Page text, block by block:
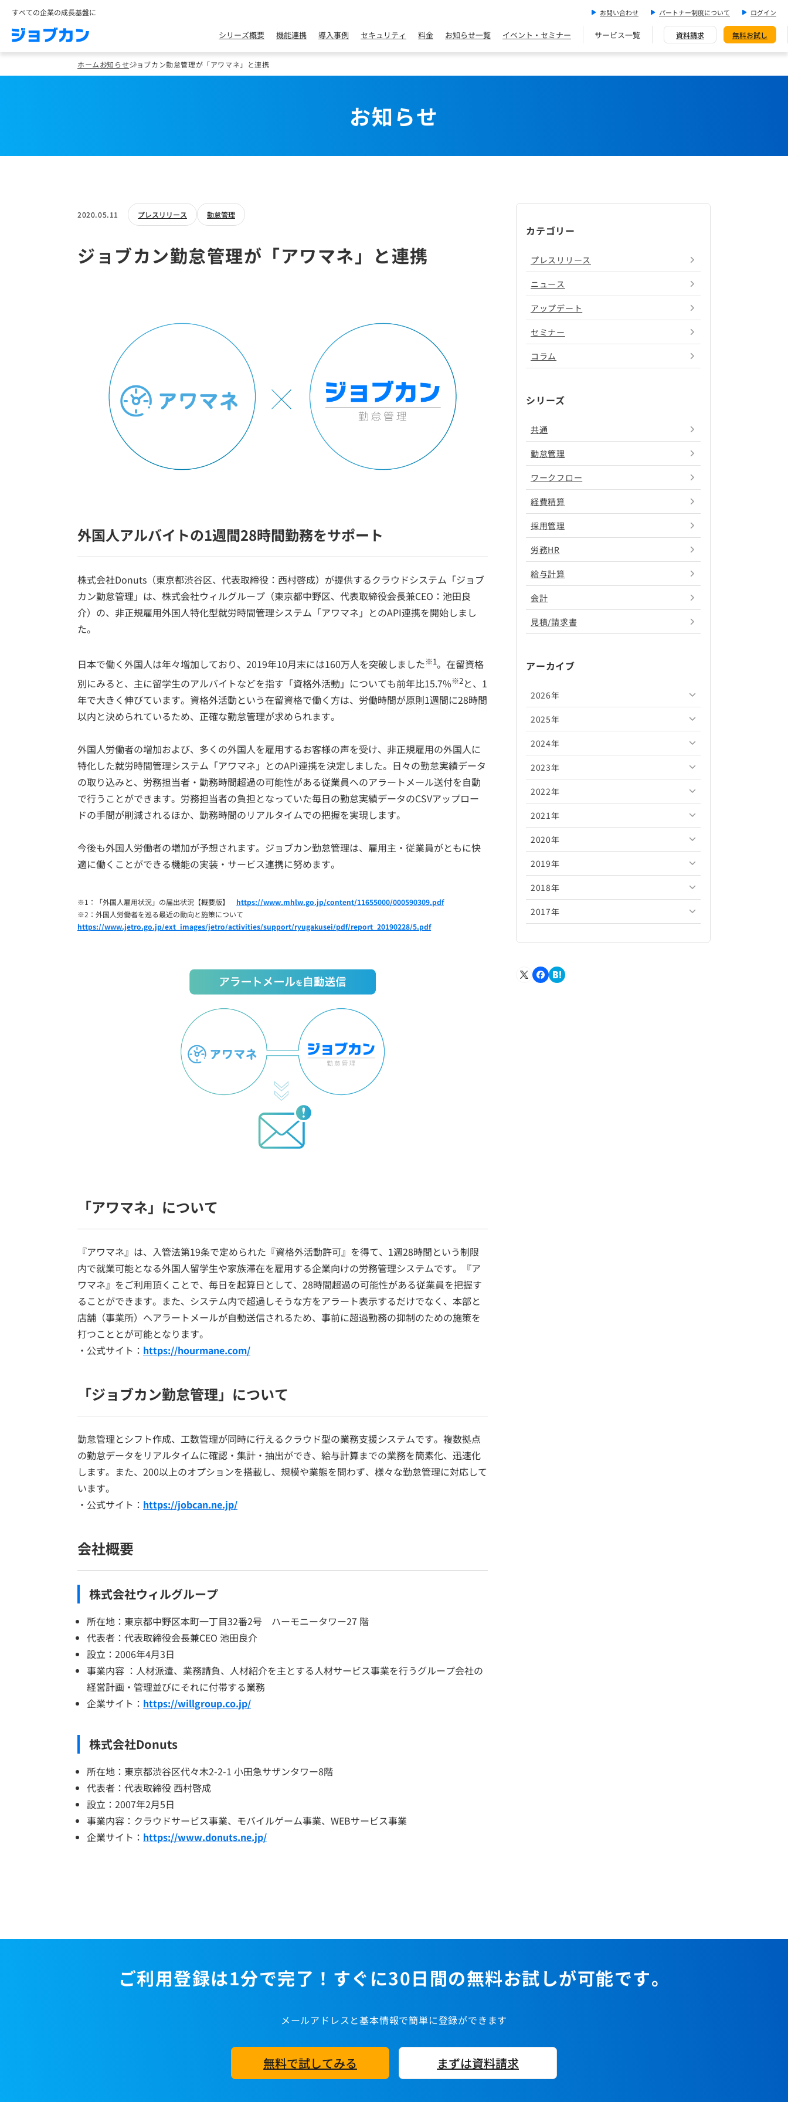
すべての企業の成長基盤に お問い合わせ パートナー制度について ログイン
シリーズ概要 機能連携 導入事例 セキュリティ 料金 お知らせ一覧 イベント・セミナー サービス一覧 資料請求 無料お試し
ホームお知らせジョブカン勤怠管理が「アワマネ」と連携
お知らせ
2020.05.11 プレスリリース 勤怠管理
ジョブカン勤怠管理が「アワマネ」と連携
外国人アルバイトの1週間28時間勤務をサポート
株式会社Donuts（東京都渋谷区、代表取締役：西村啓成）が提供するクラウドシステム「ジョブ
カン勤怠管理」は、株式会社ウィルグループ（東京都中野区、代表取締役会長兼CEO：池田良
介）の、非正規雇用外国人特化型就労時間管理システム「アワマネ」とのAPI連携を開始しまし
た。
日本で働く外国人は年々増加しており、2019年10月末には160万人を突破しました※1。在留資格
別にみると、主に留学生のアルバイトなどを指す「資格外活動」についても前年比15.7%※2と、1
年で大きく伸びています。資格外活動という在留資格で働く方は、労働時間が原則1週間に28時間
以内と決められているため、正確な勤怠管理が求められます。
外国人労働者の増加および、多くの外国人を雇用するお客様の声を受け、非正規雇用の外国人に
特化した就労時間管理システム「アワマネ」とのAPI連携を決定しました。日々の勤怠実績データ
の取り込みと、労務担当者・勤務時間超過の可能性がある従業員へのアラートメール送付を自動
で行うことができます。労務担当者の負担となっていた毎日の勤怠実績データのCSVアップロー
ドの手間が削減されるほか、勤務時間のリアルタイムでの把握を実現します。
今後も外国人労働者の増加が予想されます。ジョブカン勤怠管理は、雇用主・従業員がともに快
適に働くことができる機能の実装・サービス連携に努めます。
※1：「外国人雇用状況」の届出状況【概要版】 https://www.mhlw.go.jp/content/11655000/000590309.pdf
※2：外国人労働者を巡る最近の動向と施策について
https://www.jetro.go.jp/ext_images/jetro/activities/support/ryugakusei/pdf/report_20190228/5.pdf
「アワマネ」について
『アワマネ』は、入管法第19条で定められた『資格外活動許可』を得て、1週28時間という制限
内で就業可能となる外国人留学生や家族滞在を雇用する企業向けの労務管理システムです。『ア
ワマネ』をご利用頂くことで、毎日を起算日として、28時間超過の可能性がある従業員を把握す
ることができます。また、システム内で超過しそうな方をアラート表示するだけでなく、本部と
店舗（事業所）へアラートメールが自動送信されるため、事前に超過勤務の抑制のための施策を
打つこととが可能となります。
・公式サイト： https://hourmane.com/
「ジョブカン勤怠管理」について
勤怠管理とシフト作成、工数管理が同時に行えるクラウド型の業務支援システムです。複数拠点
の勤怠データをリアルタイムに確認・集計・抽出ができ、給与計算までの業務を簡素化、迅速化
します。また、200以上のオプションを搭載し、規模や業態を問わず、様々な勤怠管理に対応して
います。
・公式サイト： https://jobcan.ne.jp/
会社概要
株式会社ウィルグループ
所在地：東京都中野区本町一丁目32番2号 ハーモニータワー27 階
代表者：代表取締役会長兼CEO 池田良介
設立：2006年4月3日
事業内容 ：人材派遣、業務請負、人材紹介を主とする人材サービス事業を行うグループ会社の
経営計画・管理並びにそれに付帯する業務
企業サイト： https://willgroup.co.jp/
株式会社Donuts
所在地：東京都渋谷区代々木2-2-1 小田急サザンタワー8階
代表者：代表取締役 西村啓成
設立：2007年2月5日
事業内容：クラウドサービス事業、モバイルゲーム事業、WEBサービス事業
企業サイト： https://www.donuts.ne.jp/
カテゴリー
プレスリリース
ニュース
アップデート
セミナー
コラム
シリーズ
共通
勤怠管理
ワークフロー
経費精算
採用管理
労務HR
給与計算
会計
見積/請求書
アーカイブ
2026年
2026年8月
2026年7月
2026年6月
2026年5月
2026年4月
2026年3月
2026年2月
2026年1月
2025年
2025年12月
2025年11月
2025年10月
2025年9月
2025年8月
2025年7月
2025年6月
2025年5月
2025年2月
2024年
2024年12月
2024年11月
2024年10月
2024年9月
2024年8月
2024年7月
2024年6月
2024年3月
2023年
2023年12月
2023年11月
2023年10月
2023年9月
2023年8月
2023年7月
2023年4月
2022年
2022年12月
2022年11月
2022年10月
2022年9月
2022年8月
2022年5月
2021年
2021年12月
2021年11月
2021年10月
2021年9月
2021年6月
2020年
2020年12月
2020年11月
2020年10月
2020年7月
2019年
2019年12月
2019年11月
2019年8月
2018年
2018年12月
2018年9月
2017年
2017年10月
ご利用登録は1分で完了！すぐに30日間の無料お試しが可能です。
メールアドレスと基本情報で簡単に登録ができます
無料で試してみる まずは資料請求